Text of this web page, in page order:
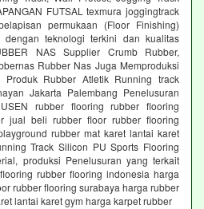
FUTSAL texmura joggingtrack
permukaan (Floor Finishing)
teknologi terkini dan kualitas
NAS Supplier Crumb Rubber,
Rubber Nas Juga Memproduksi
Produk Rubber Atletik Running track
Jakarta Palembang Penelusuran
rubber flooring rubber flooring
jual beli rubber floor rubber flooring
rubber mat karet lantai karet
Track Silicon PU Sports Flooring
produksi Penelusuran yang terkait
rubber flooring indonesia harga
rubber flooring surabaya harga rubber
lantai karet gym harga karpet rubber